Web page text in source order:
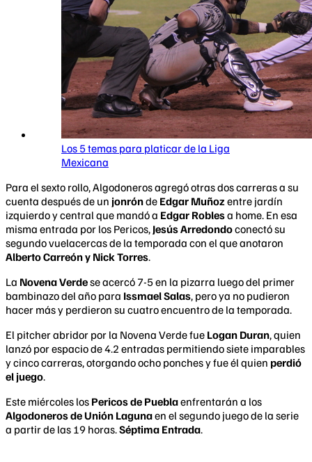
Los 5 temas para platicar de la Liga
Mexicana
Para el sexto rollo, Algodoneros agregó otras dos carreras a su
cuenta después de un jonrónde Edgar Muñoz entre jardín
izquierdo y central que mandó a Edgar Roblesa home. En esa
misma entrada por los Pericos, Jesús Arredondoconectó su
segundo vuelacercas de la temporada con el que anotaron
Alberto Carreón y Nick Torres.
La Novena Verdese acercó 7-5 en la pizarra luego del primer
bambinazo del año para Issmael Salas, pero ya no pudieron
hacer más y perdieron su cuatro encuentro de la temporada.
El pitcher abridor por la Novena Verde fue Logan Duran, quien
lanzó por espacio de 4.2 entradas permitiendo siete imparables
y cinco carreras, otorgando ocho ponches y fue él quien perdió
el juego.
Este miércoles los Pericos de Pueblaenfrentarán a los
Algodoneros de Unión Lagunaen el segundo juego de la serie
a partir de las 19 horas.Séptima Entrada.